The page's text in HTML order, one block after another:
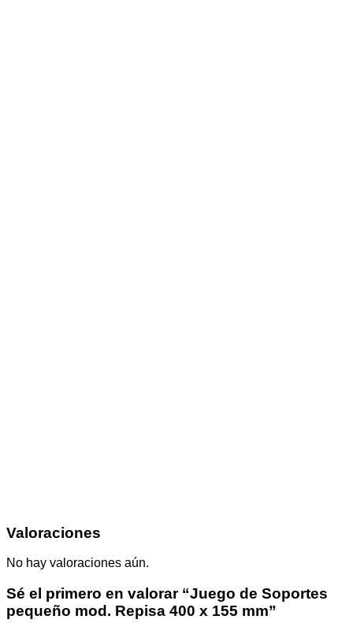
Valoraciones
No hay valoraciones aún.
Sé el primero en valorar “Juego de Soportes
pequeño mod. Repisa 400 x 155 mm”